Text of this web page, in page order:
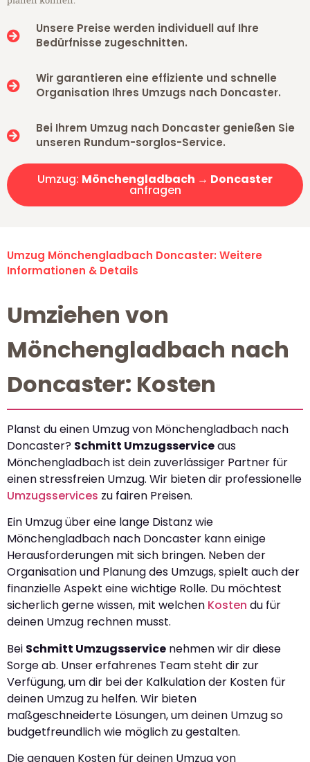
Unsere Preise werden individuell auf Ihre
Bedürfnisse zugeschnitten.
Wir garantieren eine effiziente und schnelle
Organisation Ihres Umzugs nach Doncaster.
Bei Ihrem Umzug nach Doncaster genießen Sie
unseren Rundum-sorglos-Service.
Umzug: Mönchengladbach → Doncaster
anfragen
Umzug Mönchengladbach Doncaster: Weitere
Informationen & Details
Umziehen von
Mönchengladbach nach
Doncaster: Kosten
Planst du einen Umzug von Mönchengladbach nach
Doncaster? Schmitt Umzugsserviceaus
Mönchengladbach ist dein zuverlässiger Partner für
einen stressfreien Umzug. Wir bieten dir professionelle
Umzugsservices zu fairen Preisen.
Ein Umzug über eine lange Distanz wie
Mönchengladbach nach Doncaster kann einige
Herausforderungen mit sich bringen. Neben der
Organisation und Planung des Umzugs, spielt auch der
finanzielle Aspekt eine wichtige Rolle. Du möchtest
sicherlich gerne wissen, mit welchen Kosten du für
deinen Umzug rechnen musst.
Bei Schmitt Umzugsservice nehmen wir dir diese
Sorge ab. Unser erfahrenes Team steht dir zur
Verfügung, um dir bei der Kalkulation der Kosten für
deinen Umzug zu helfen. Wir bieten
maßgeschneiderte Lösungen, um deinen Umzug so
budgetfreundlich wie möglich zu gestalten.
Die genauen Kosten für deinen Umzug von